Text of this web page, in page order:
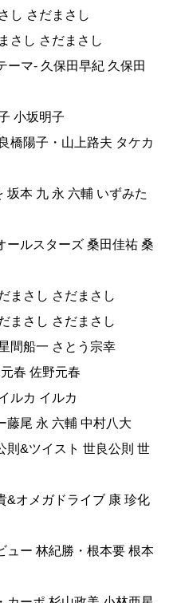
し さだまさし
さし さだまさし
ーマ- 久保田早紀 久保田
小坂明子
橋陽子・山上路夫 タケカ
坂本 九 永 六輔 いずみた
ールスターズ 桑田佳祐 桑
まさし さだまさし
まさし さだまさし
間船一 さとう宗幸
春 佐野元春
ルカ イルカ
藤尾 永 六輔 中村八大
則&ツイスト 世良公則 世
&オメガドライブ 康 珍化
ュー 林紀勝・根本要 根本